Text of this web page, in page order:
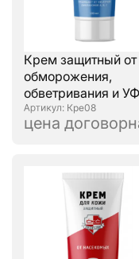
Крем защитный от
обморожения,
обветривания и УФ
излучений "CKC
PROFLINE" 100мл.
: Кре08
цена